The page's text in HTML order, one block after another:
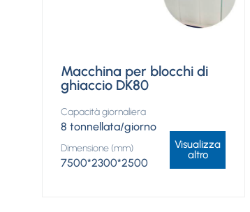
Macchina per blocchi di
ghiaccio DK80
Capacità giornaliera
8 tonnellata/giorno
Dimensione (mm)
7500*2300*2500
Visualizza
altro